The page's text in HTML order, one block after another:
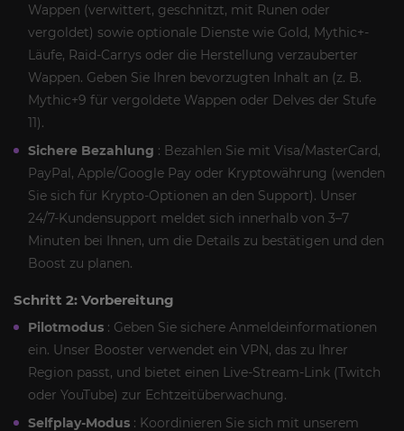
Wappen (verwittert, geschnitzt, mit Runen oder
vergoldet) sowie optionale Dienste wie Gold, Mythic+-
Läufe, Raid-Carrys oder die Herstellung verzauberter
Wappen. Geben Sie Ihren bevorzugten Inhalt an (z. B.
Mythic+9 für vergoldete Wappen oder Delves der Stufe
11).
Sichere Bezahlung : Bezahlen Sie mit Visa/MasterCard,
PayPal, Apple/Google Pay oder Kryptowährung (wenden
Sie sich für Krypto-Optionen an den Support). Unser
24/7-Kundensupport meldet sich innerhalb von 3–7
Minuten bei Ihnen, um die Details zu bestätigen und den
Boost zu planen.
Schritt 2: Vorbereitung
Pilotmodus : Geben Sie sichere Anmeldeinformationen
ein. Unser Booster verwendet ein VPN, das zu Ihrer
Region passt, und bietet einen Live-Stream-Link (Twitch
oder YouTube) zur Echtzeitüberwachung.
Selfplay-Modus : Koordinieren Sie sich mit unserem